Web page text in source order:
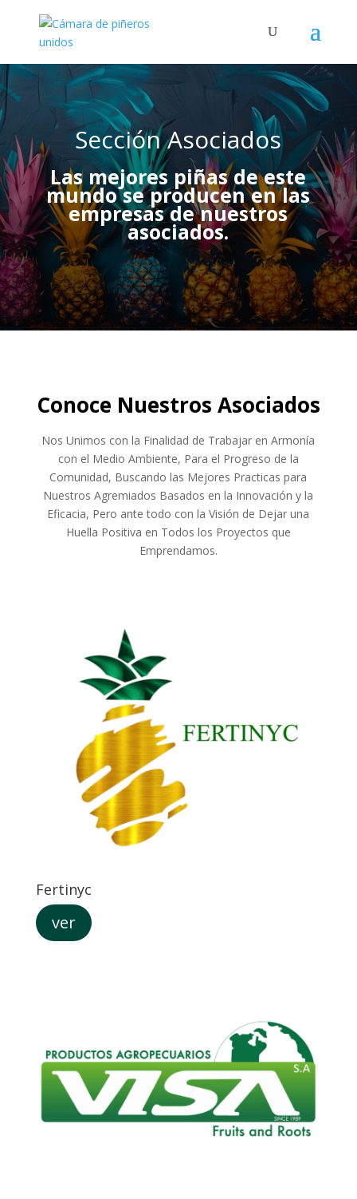
Sección Asociados
Las mejores piñas de este
mundo se producen en las
empresas de nuestros
asociados.
Conoce Nuestros Asociados
Nos Unimos con la Finalidad de Trabajar en Armonía
con el Medio Ambiente, Para el Progreso de la
Comunidad, Buscando las Mejores Practicas para
Nuestros Agremiados Basados en la Innovación y la
Eficacia, Pero ante todo con la Visión de Dejar una
Huella Positiva en Todos los Proyectos que
Emprendamos.
Fertinyc
ver